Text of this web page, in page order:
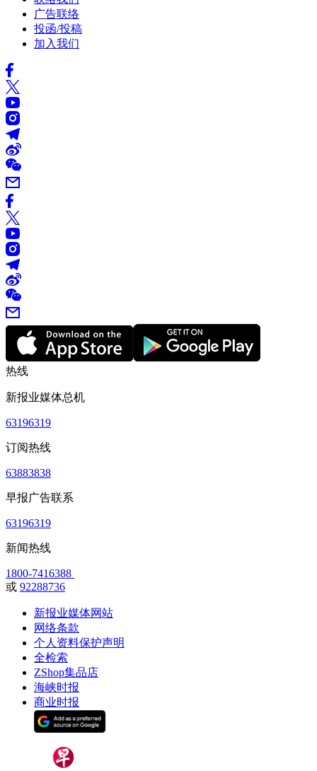
广告联络
投函/投稿
加入我们
热线
新报业媒体总机
63196319
订阅热线
63883838
早报广告联系
63196319
新闻热线
1800-7416388
或 92288736
新报业媒体网站
网络条款
个人资料保护声明
全检索
ZShop集品店
海峡时报
商业时报